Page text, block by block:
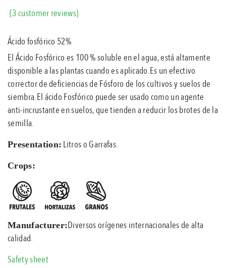
5.00
out
of
5
based
customer
ratings
(3customer reviews)
Ácido fosfórico 52%
El Ácido Fosfórico es 100 % soluble en el agua, está altamente
disponible a las plantas cuando es aplicado.Es un efectivo
corrector de deficiencias de Fósforo de los cultivos y suelos de
siembra.El ácido Fosfórico puede ser usado como un agente
anti-incrustante en suelos, que tienden a reducir los brotes de la
semilla.
Presentation: Litros o Garrafas.
Crops:
Manufacturer:Diversos orígenes internacionales de alta
calidad.
Safety sheet